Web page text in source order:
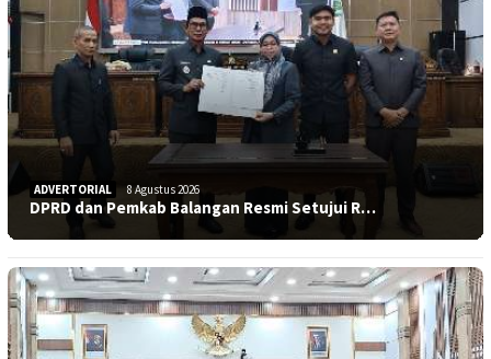
ADVERTORIAL 8 Agustus 2026
DPRD dan Pemkab Balangan Resmi Setujui R…